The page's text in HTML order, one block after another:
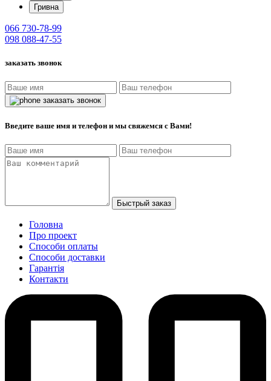
Гривна
066 730-78-99
098 088-47-55
заказать звонок
заказать звонок
Введите ваше имя и телефон и мы свяжемся с Вами!
Быстрый заказ
Головна
Про проект
Способи оплаты
Способи доставки
Гарантiя
Контакти